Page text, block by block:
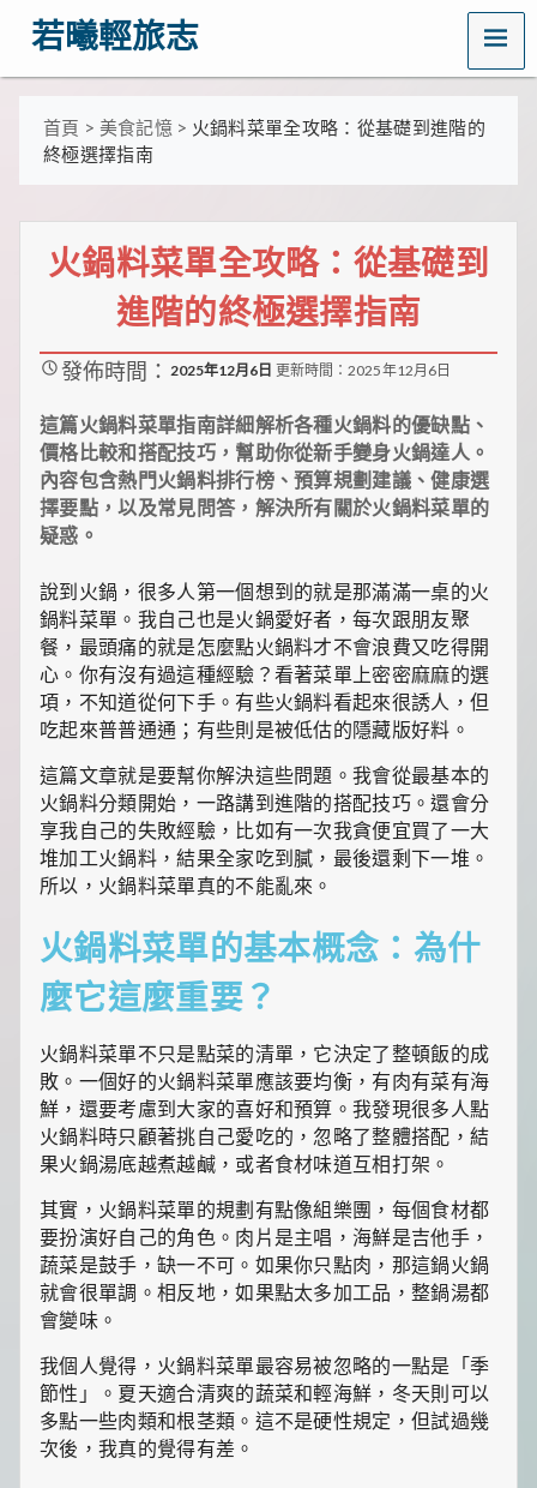
若曦輕旅志
歡
訪
問
若
志
——
你
的
感
生
活
指
南！
這
裡
有
最
實
用
的
旅
行
攻
最
實
用
的
居
家
招、
最
地
道
美
食
推
薦，
還
有
心
的
寵
物
飼
養
經
和
綠
植
養
護
MENU
首頁 > 美食記憶> 火鍋料菜單全攻略：從基礎到進階的
終極選擇指南
火鍋料菜單全攻略：從基礎到
進階的終極選擇指南
發佈時間： 2025年12月6日 更新時間：2025年12月6日
這篇火鍋料菜單指南詳細解析各種火鍋料的優缺點、
價格比較和搭配技巧，幫助你從新手變身火鍋達人。
內容包含熱門火鍋料排行榜、預算規劃建議、健康選
擇要點，以及常見問答，解決所有關於火鍋料菜單的
疑惑。
說到火鍋，很多人第一個想到的就是那滿滿一桌的火
鍋料菜單。我自己也是火鍋愛好者，每次跟朋友聚
餐，最頭痛的就是怎麼點火鍋料才不會浪費又吃得開
心。你有沒有過這種經驗？看著菜單上密密麻麻的選
項，不知道從何下手。有些火鍋料看起來很誘人，但
吃起來普普通通；有些則是被低估的隱藏版好料。
這篇文章就是要幫你解決這些問題。我會從最基本的
火鍋料分類開始，一路講到進階的搭配技巧。還會分
享我自己的失敗經驗，比如有一次我貪便宜買了一大
堆加工火鍋料，結果全家吃到膩，最後還剩下一堆。
所以，火鍋料菜單真的不能亂來。
火鍋料菜單的基本概念：為什
麼它這麼重要？
火鍋料菜單不只是點菜的清單，它決定了整頓飯的成
敗。一個好的火鍋料菜單應該要均衡，有肉有菜有海
鮮，還要考慮到大家的喜好和預算。我發現很多人點
火鍋料時只顧著挑自己愛吃的，忽略了整體搭配，結
果火鍋湯底越煮越鹹，或者食材味道互相打架。
其實，火鍋料菜單的規劃有點像組樂團，每個食材都
要扮演好自己的角色。肉片是主唱，海鮮是吉他手，
蔬菜是鼓手，缺一不可。如果你只點肉，那這鍋火鍋
就會很單調。相反地，如果點太多加工品，整鍋湯都
會變味。
我個人覺得，火鍋料菜單最容易被忽略的一點是「季
節性」。夏天適合清爽的蔬菜和輕海鮮，冬天則可以
多點一些肉類和根茎類。這不是硬性規定，但試過幾
次後，我真的覺得有差。